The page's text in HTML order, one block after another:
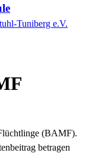
Tuniberg e.V.
(BAMF).
betragen